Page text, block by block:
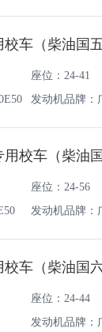
车（柴油国五
座位：24-41
发动机品牌：
校车（柴油国
座位：24-56
发动机品牌：
车（柴油国六
座位：24-44
发动机品牌：